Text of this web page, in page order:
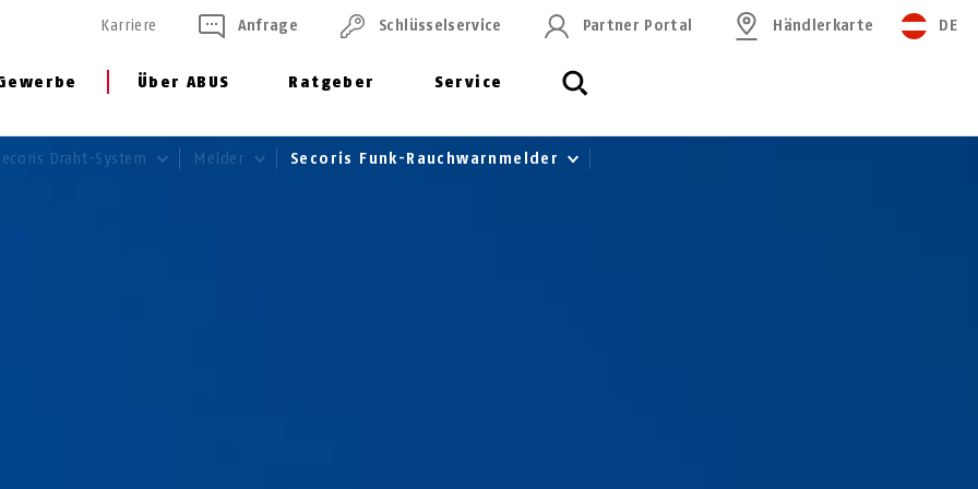
Über ABUS Ratgeber Service
Karriere Anfrage Schlüssel­service Partner Portal Händlerkarte DE
Draht-System Melder Secoris Funk-Rauchwarnmelder